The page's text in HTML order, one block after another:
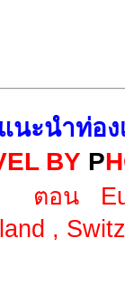
ะนำท่อง
BY P
ตอน
,